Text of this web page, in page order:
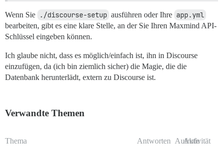
Wenn Sie ./discourse-setup ausführen oder Ihre app.yml
bearbeiten, gibt es eine klare Stelle, an der Sie Ihren Maxmind API-
Schlüssel eingeben können.
Ich glaube nicht, dass es möglich/einfach ist, ihn in Discourse
einzufügen, da (ich bin ziemlich sicher) die Magie, die die
Datenbank herunterlädt, extern zu Discourse ist.
Verwandte Themen
Thema Antworten Aufrufe
Aktivität